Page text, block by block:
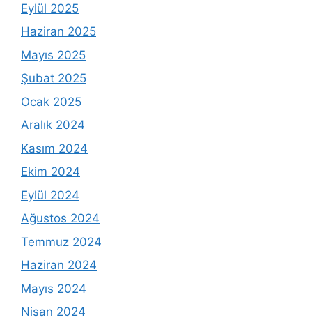
Eylül 2025
Haziran 2025
Mayıs 2025
Şubat 2025
Ocak 2025
Aralık 2024
Kasım 2024
Ekim 2024
Eylül 2024
Ağustos 2024
Temmuz 2024
Haziran 2024
Mayıs 2024
Nisan 2024